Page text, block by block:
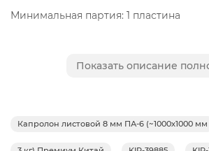
Минимальная партия: 1 пластина
пластины, используется для
контактирующие с пищевыми
изготовления подшипников
Показать описание
Капролон листовой 8 мм ПА-6 (~1000х1000 мм